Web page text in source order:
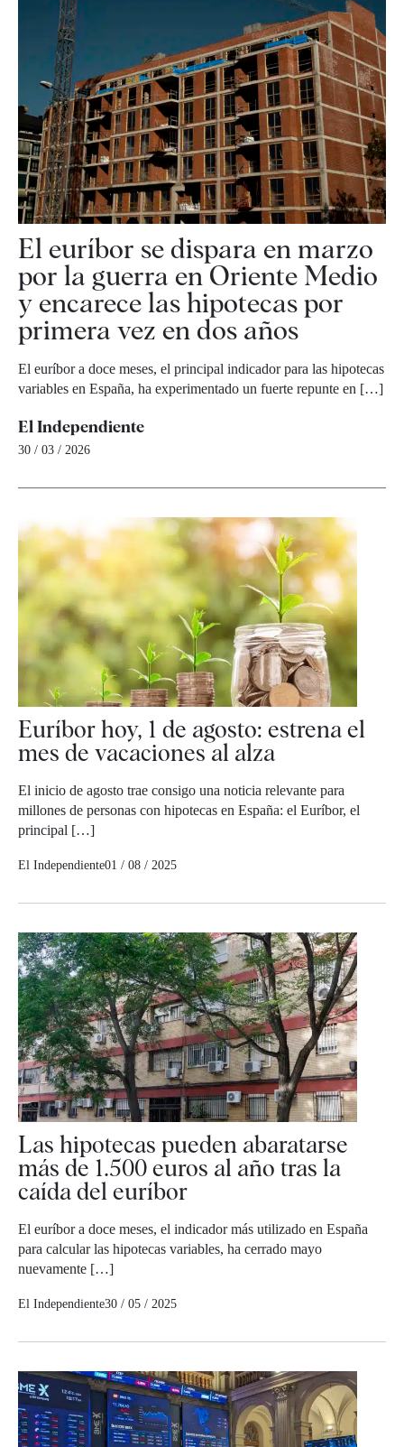
El euríbor se dispara en marzo
por la guerra en Oriente Medio
y encarece las hipotecas por
primera vez en dos años
El euríbor a doce meses, el principal indicador para las hipotecas
variables en España, ha experimentado un fuerte repunte en […]
El Independiente
30 / 03 / 2026
Euríbor hoy, 1 de agosto: estrena el
mes de vacaciones al alza
El inicio de agosto trae consigo una noticia relevante para
millones de personas con hipotecas en España: el Euríbor, el
principal […]
El Independiente01 / 08 / 2025
Las hipotecas pueden abaratarse
más de 1.500 euros al año tras la
caída del euríbor
El euríbor a doce meses, el indicador más utilizado en España
para calcular las hipotecas variables, ha cerrado mayo
nuevamente […]
El Independiente30 / 05 / 2025